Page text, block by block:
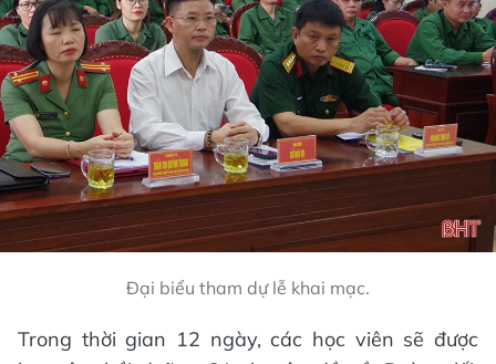
Đại biểu tham dự lễ khai mạc.
Trong thời gian 12 ngày, các học viên sẽ được